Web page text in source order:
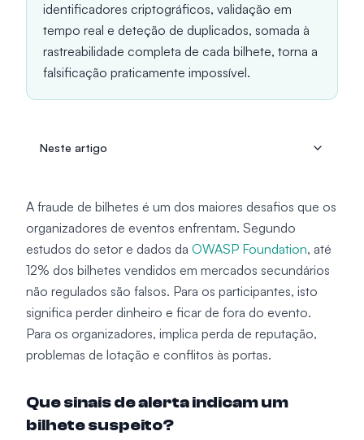
identificadores criptográficos, validação em
tempo real e deteção de duplicados, somada à
rastreabilidade completa de cada bilhete, torna a
falsificação praticamente impossível.
Neste artigo
A fraude de bilhetes é um dos maiores desafios que os
organizadores de eventos enfrentam. Segundo
estudos do setor e dados da OWASP Foundation, até
12% dos bilhetes vendidos em mercados secundários
não regulados são falsos. Para os participantes, isto
significa perder dinheiro e ficar de fora do evento.
Para os organizadores, implica perda de reputação,
problemas de lotação e conflitos às portas.
Que sinais de alerta indicam um
bilhete suspeito?